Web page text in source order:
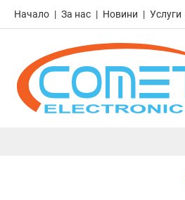
Начало За нас Новини Услуги